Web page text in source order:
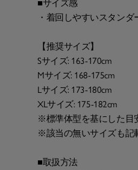
■サイズ感
・着回しやすいスタン
【推奨サイズ】
Sサイズ: 163-170cm
Mサイズ: 168-175cm
Lサイズ: 173-180cm
XLサイズ: 175-182cm
※標準体型を基にした目
※該当の無いサイズも記
■取扱方法